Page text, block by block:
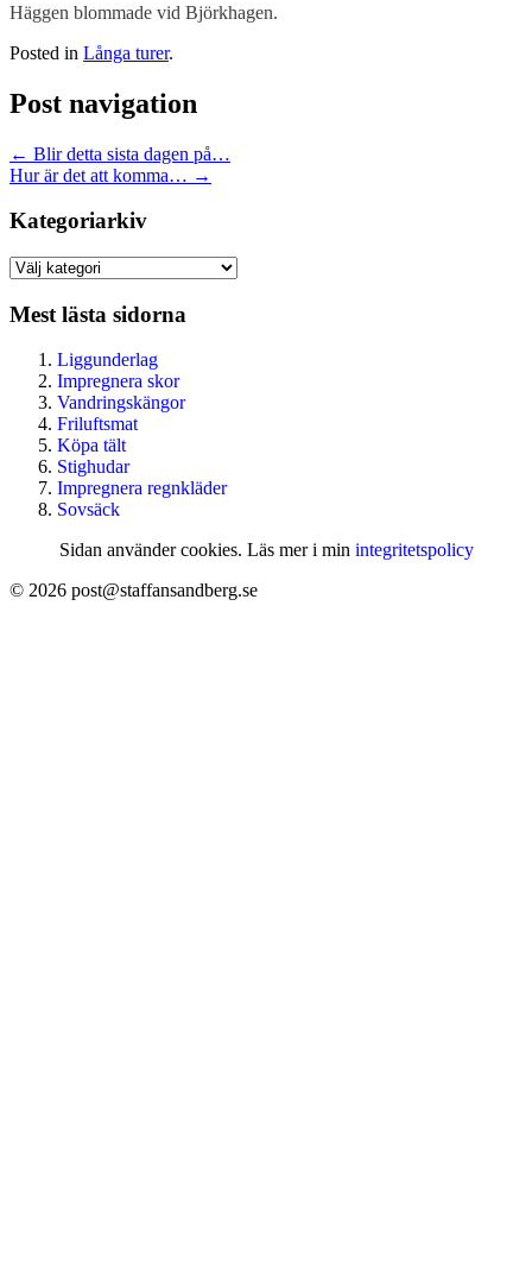
Häggen blommade vid Björkhagen.
Posted in Långa turer.
Post navigation
← Blir detta sista dagen på…
Hur är det att komma… →
Kategoriarkiv
Kategoriarkiv
Mest lästa sidorna
Liggunderlag
Impregnera skor
Vandringskängor
Friluftsmat
Köpa tält
Stighudar
Impregnera regnkläder
Sovsäck
Sidan använder cookies. Läs mer i min integritetspolicy
© 2026 post@staffansandberg.se